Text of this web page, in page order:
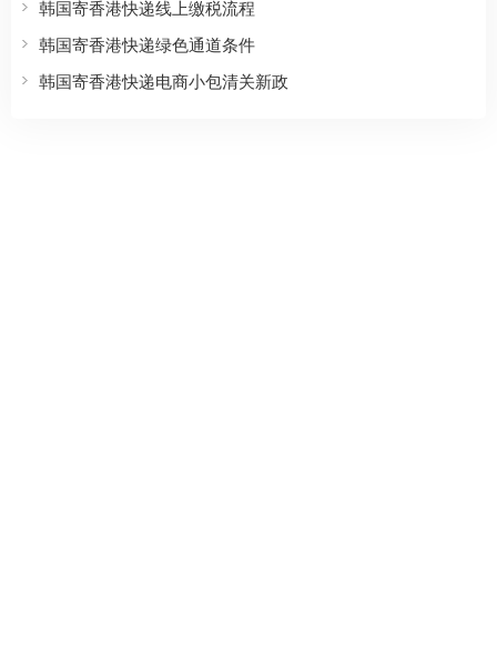
韩国寄香港快递线上缴税流程
韩国寄香港快递绿色通道条件
韩国寄香港快递电商小包清关新政